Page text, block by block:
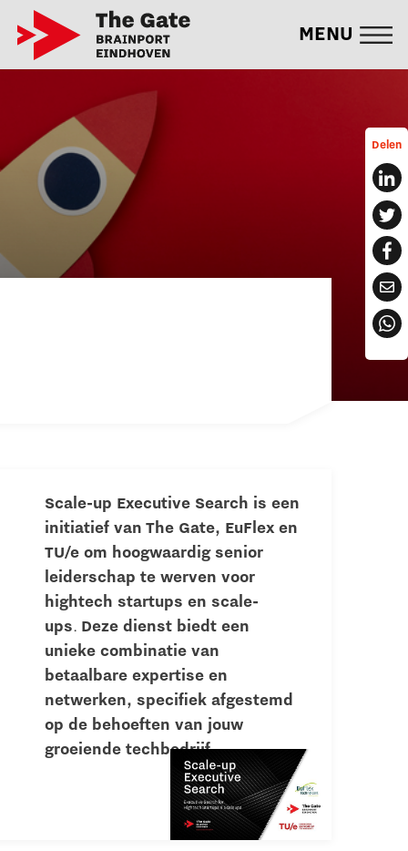
MENU
Delen
Scale-up Executive Search is een
initiatief van The Gate, EuFlex en
TU/e om hoogwaardig senior
leiderschap te werven voor
hightech startups en scale-
ups. Deze dienst biedt een
unieke combinatie van
betaalbare expertise en
netwerken, specifiek afgestemd
op de behoeften van jouw
groeiende techbedrijf.